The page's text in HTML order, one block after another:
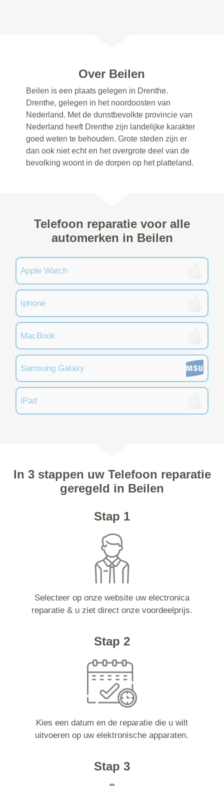
Over Beilen
Beilen is een plaats gelegen in Drenthe.
Drenthe, gelegen in het noordoosten van
Nederland. Met de dunstbevolkte provincie van
Nederland heeft Drenthe zijn landelijke karakter
goed weten te behouden. Grote steden zijn er
dan ook niet echt en het overgrote deel van de
bevolking woont in de dorpen op het platteland.
Telefoon reparatie voor alle
automerken in Beilen
Apple Watch
Iphone
MacBook
Samsung Galaxy
iPad
In 3 stappen uw Telefoon reparatie
geregeld in Beilen
Stap 1
Selecteer op onze website uw electronica
reparatie & u ziet direct onze voordeelprijs.
Stap 2
Kies een datum en de reparatie die u wilt
uitvoeren op uw elektronische apparaten.
Stap 3